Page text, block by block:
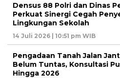
Densus 88 Polri dan Dinas
Perkuat Sinergi Cegah
Lingkungan Sekolah
14 Juli 2026 | 10:51 pm WIB
Pengadaan Tanah Jalan
Belum Tuntas, Konsultasi
Hingga 2026